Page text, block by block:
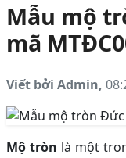
Mẫu mộ
mã
Viết bởi Admin,
Mộ tròn là một